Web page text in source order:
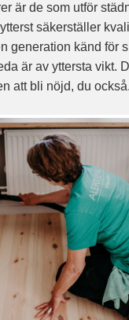
är de som utför
säkerställer
generation känd för
är av yttersta vikt.
att bli nöjd, du också.